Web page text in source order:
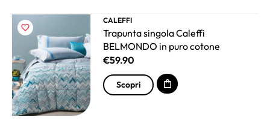
CALEFFI
Trapunta singola Caleffi
BELMONDO in puro cotone
€59.90
Scopri